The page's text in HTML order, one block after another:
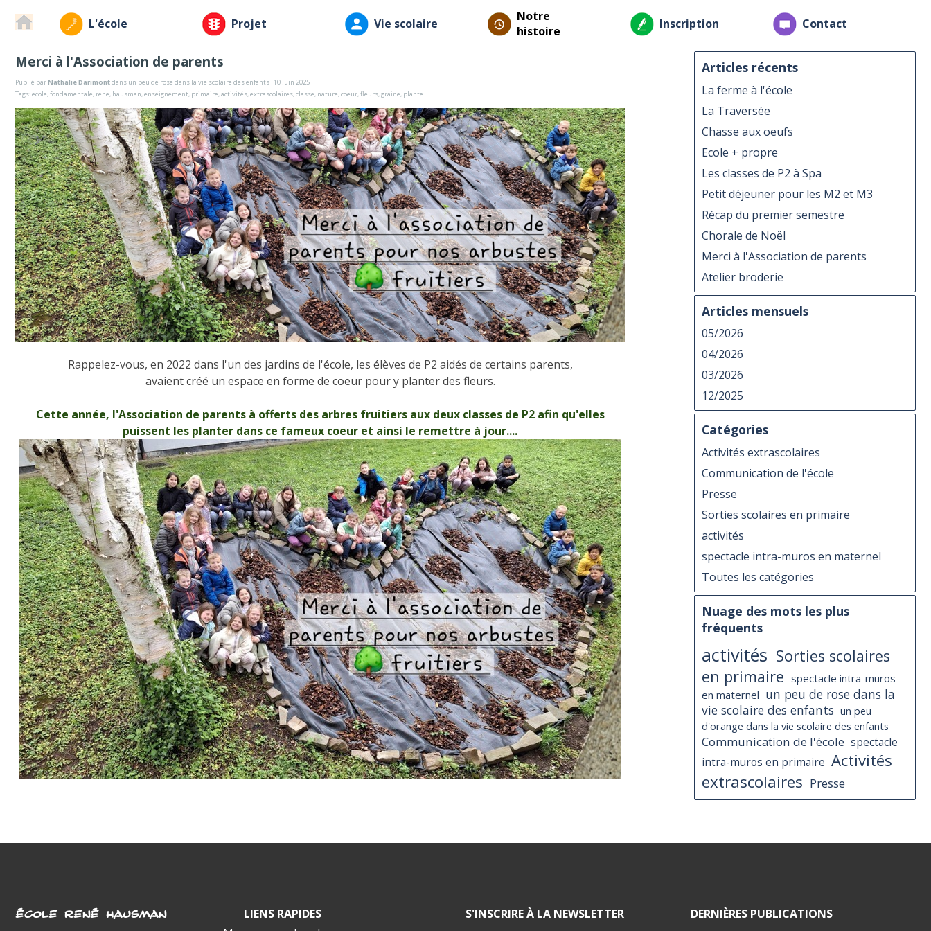
L'école Projet Vie scolaire
Notre
histoire
Inscription Contact
Merci à l'Association de parents
Publié parNathalie Darimontdans un peu de rose dans la vie scolaire des enfants · 10 Juin 2025
Tags:ecole,fondamentale, rene, hausman,enseignement, primaire,activités,extrascolaires,classe, nature,coeur,fleurs,graine, plante
Rappelez-vous, en 2022 dans l'un des jardins de l'école, les élèves de P2 aidés de certains parents,
avaient créé un espace en forme de coeur pour y planter des fleurs.
Cette année, l'Association de parents à offerts des arbres fruitiers aux deux classes de P2 afin qu'elles
puissent les planter dans ce fameux coeur et ainsi le remettre à jour....
Articles récents
La ferme à l'école
La Traversée
Chasse aux oeufs
Ecole + propre
Les classes de P2 à Spa
Petit déjeuner pour les M2 et M3
Récap du premier semestre
Chorale de Noël
Merci à l'Association de parents
Atelier broderie
Articles mensuels
05/2026
04/2026
03/2026
12/2025
Catégories
Activités extrascolaires
Communication de l'école
Presse
Sorties scolaires en primaire
activités
spectacle intra-muros en maternel
Toutes les catégories
Nuage des mots les plus
fréquents
activités Sorties scolaires
en primaire spectacle intra-muros
en maternel un peu de rose dans la
vie scolaire des enfants un peu
d'orange dans la vie scolaire des enfants
Communication de l'école spectacle
intra-muros en primaire Activités
extrascolaires Presse
DERNIÈRES PUBLICATIONS
S'INSCRIRE À LA NEWSLETTER
LIENS RAPIDES
ÉCOLE RENÉ HAUSMAN